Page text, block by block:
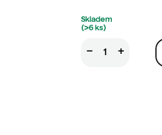
Skladem
(>6 ks)
+
−